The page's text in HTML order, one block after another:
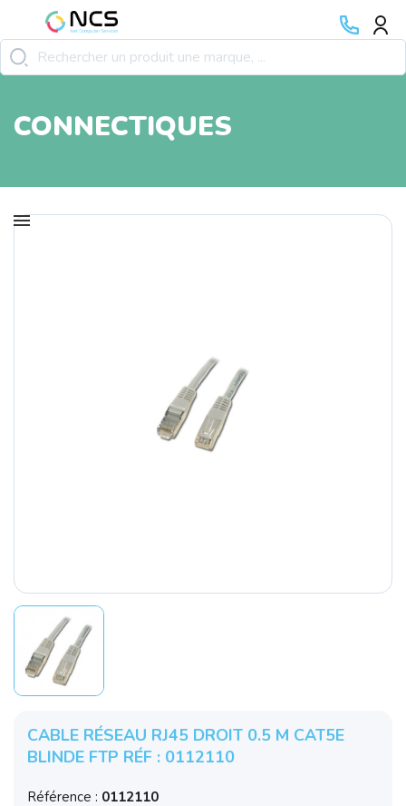
CONNECTIQUES
CABLE RÉSEAU RJ45 DROIT 0.5 M CAT5E
BLINDE FTP RÉF : 0112110
Référence : 0112110